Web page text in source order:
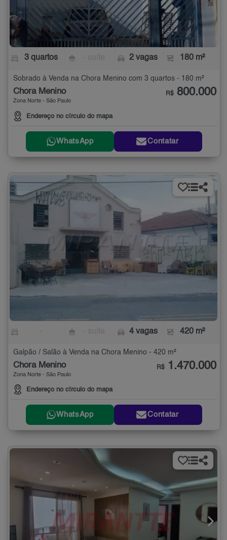
3 quartos 2 vagas 180 m²
Sobrado à Venda na Chora Menino com 3 quartos - 180 m²
Chora Menino
Zona Norte - São Paulo
Endereço no círculo do mapa
R$ 800.000
WhatsApp Contatar
4 vagas 420 m²
Galpão / Salão à Venda na Chora Menino - 420 m²
Chora Menino
Zona Norte - São Paulo
Endereço no círculo do mapa
R$ 1.470.000
WhatsApp Contatar